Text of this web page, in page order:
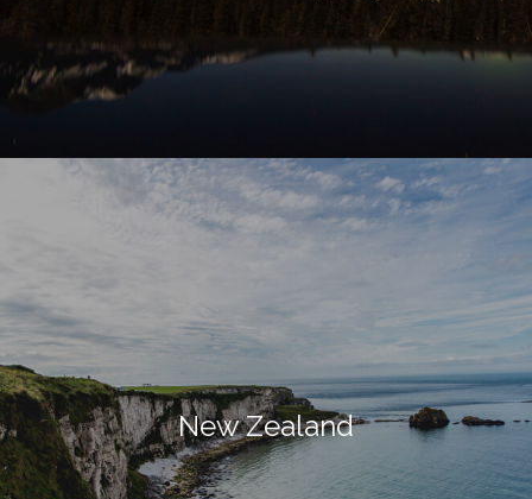
New Zealand